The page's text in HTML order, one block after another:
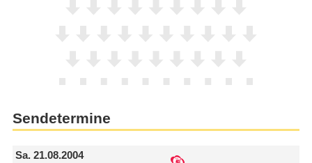
Sendetermine
Sa.21.08.2004